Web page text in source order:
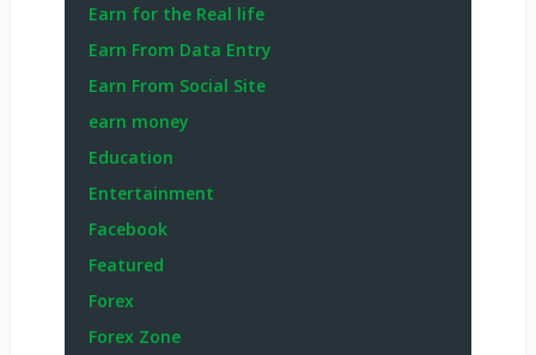
Earn for the Real life
Earn From Data Entry
Earn From Social Site
earn money
Education
Entertainment
Facebook
Featured
Forex
Forex Zone